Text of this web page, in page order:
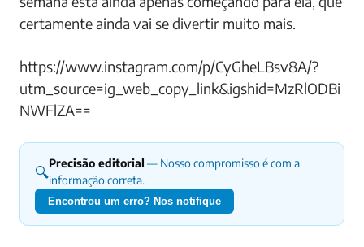
certamente ainda vai se divertir muito mais.
https://www.instagram.com/p/CyGheLBsv8A/?
utm_source=ig_web_copy_link&igshid=MzRlODBi
NWFlZA==
🔍Precisão editorial — Nosso compromisso é com a
informação correta.
Encontrou um erro? Nos notifique